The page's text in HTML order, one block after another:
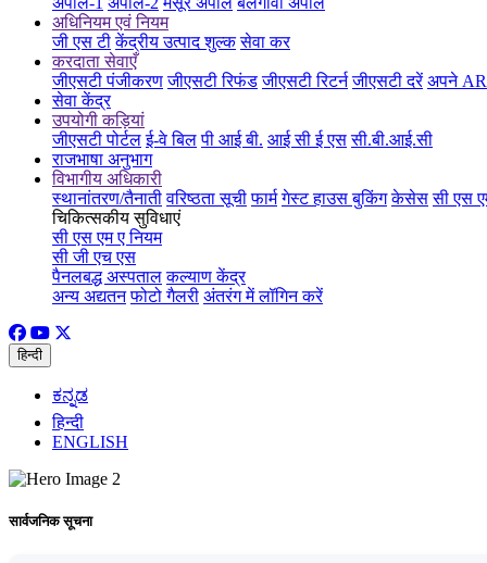
अधिनियम एवं नियम
जी एस टी केंद्रीय उत्पाद शुल्क सेवा कर
करदाता सेवाएँ
जीएसटी पंजीकरण जीएसटी रिफंड जीएसटी रिटर्न जीएसटी दरें अपने
सेवा केंद्र
उपयोगी कड़ियां
जीएसटी पोर्टल ई-वे बिल पी आई बी. आई सी ई एस सी.बी.आई.सी
राजभाषा अनुभाग
विभागीय अधिकारी
स्थानांतरण/तैनाती वरिष्ठता सूची फार्म गेस्ट हाउस बुकिंग केसेस सी एस
चिकित्सकीय सुविधाएं
सी एस एम ए नियम
सी जी एच एस
पैनलबद्ध अस्पताल कल्याण केंद्र
अन्य अद्यतन फोटो गैलरी अंतरंग में लॉगिन करें
हिन्दी
ಕನ್ನಡ
हिन्दी
ENGLISH
सार्वजनिक सूचना